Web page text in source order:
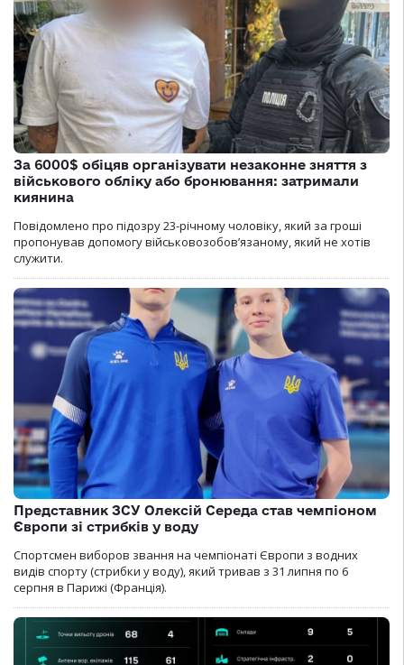
За 6000$ обіцяв організувати незаконне зняття з
військового обліку або бронювання: затримали
киянина
Повідомлено про підозру 23-річному чоловіку, який за гроші
пропонував допомогу військовозобов’язаному, який не хотів
служити.
Представник ЗСУ Олексій Середа став чемпіоном
Європи зі стрибків у воду
Спортсмен виборов звання на чемпіонаті Європи з водних
видів спорту (стрибки у воду), який тривав з 31 липня по 6
серпня в Парижі (Франція).